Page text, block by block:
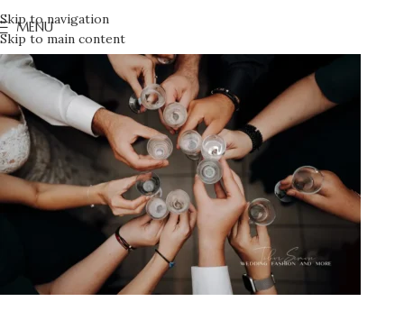
Skip to navigation
Skip to main content
MENU